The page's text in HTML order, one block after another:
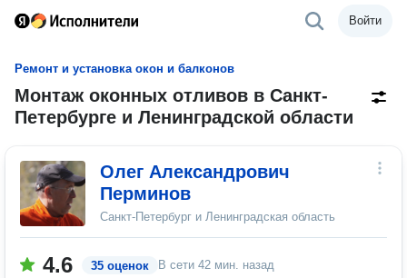
Войти
Ремонт и установка окон и балконов
Монтаж оконных отливов в Санкт-
Петербурге и Ленинградской области
Олег Александрович
Перминов
Санкт-Петербург и Ленинградская область
4.6 35 оценок В сети 42 мин. назад